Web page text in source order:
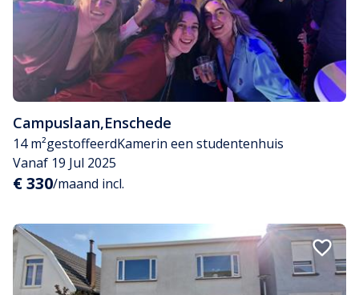
Campuslaan,Enschede
14 m²gestoffeerdKamerin een studentenhuis
Vanaf 19 Jul 2025
€ 330/maand incl.